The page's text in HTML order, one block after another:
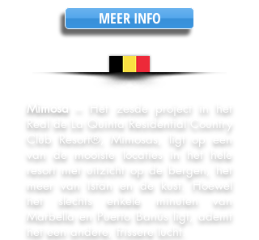
MEER INFO
Mimosa
– Het zesde project in het
Real de La Quinta Residential Country
Club Resort®, Mimosas, ligt op een
van de mooiste locaties in het hele
resort met uitzicht op de bergen, het
meer van Istán en de kust. Hoewel
het slechts enkele minuten van
Marbella en Puerto Banús ligt, ademt
het een andere, frissere lucht.